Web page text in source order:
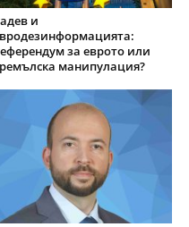
и
за еврото или
манипулация?